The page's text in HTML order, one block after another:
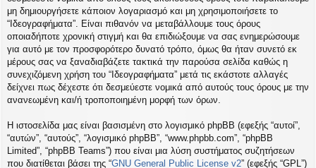
εις
μη δημιουργήσετε κάποιον λογαριασμό και μη χρησιμοποιήσετε το
“Ιδεογραφήματα”. Είναι πιθανόν να μεταβάλλουμε τους όρους
οποιαδήποτε χρονική στιγμή και θα επιδιώξουμε να σας ενημερώσουμε
για αυτό με τον προσφορότερο δυνατό τρόπο, όμως θα ήταν συνετό εκ
μέρους σας να ξαναδιαβάζετε τακτικά την παρούσα σελίδα καθώς η
συνεχιζόμενη χρήση του “Ιδεογραφήματα” μετά τις εκάστοτε αλλαγές
δείχνει πως δέχεστε ότι δεσμεύεστε νομικά από αυτούς τους όρους με την
ανανεωμένη και/ή τροποποιημένη μορφή των όρων.
Η ιστοσελίδα μας είναι βασισμένη στο λογισμικό phpBB (εφεξής “αυτοί”,
“αυτών”, “αυτούς”, “λογισμικό phpBB”, “www.phpbb.com”, “phpBB
Limited”, “phpBB Teams”) που είναι μια λύση συστήματος συζητήσεων
που διατίθεται βάσει της “GNU General Public License v2” (εφεξής “GPL”)